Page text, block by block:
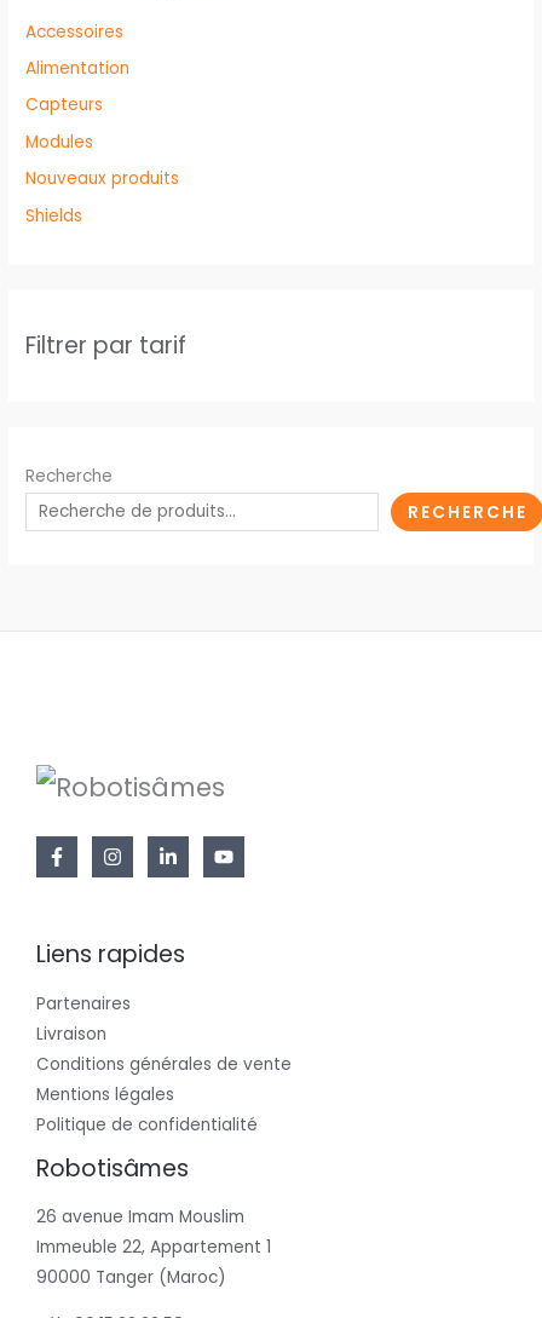
Accessoires
Alimentation
Capteurs
Modules
Nouveaux produits
Shields
Filtrer par tarif
Recherche
RECHERCHE
Liens rapides
Partenaires
Livraison
Conditions générales de vente
Mentions légales
Politique de confidentialité
Robotisâmes
26 avenue Imam Mouslim
Immeuble 22, Appartement 1
90000 Tanger (Maroc)